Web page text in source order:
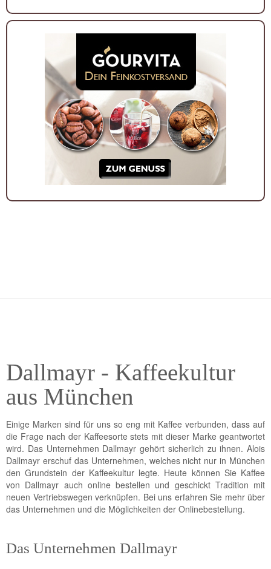
Dallmayr - Kaffeekultur
aus München
Einige Marken sind für uns so eng mit Kaffee verbunden, dass auf
die Frage nach der Kaffeesorte stets mit dieser Marke geantwortet
wird. Das Unternehmen Dallmayr gehört sicherlich zu ihnen. Alois
Dallmayr erschuf das Unternehmen, welches nicht nur in München
den Grundstein der Kaffeekultur legte. Heute können Sie Kaffee
von Dallmayr auch online bestellen und geschickt Tradition mit
neuen Vertriebswegen verknüpfen. Bei uns erfahren Sie mehr über
das Unternehmen und die Möglichkeiten der Onlinebestellung.
Das Unternehmen Dallmayr